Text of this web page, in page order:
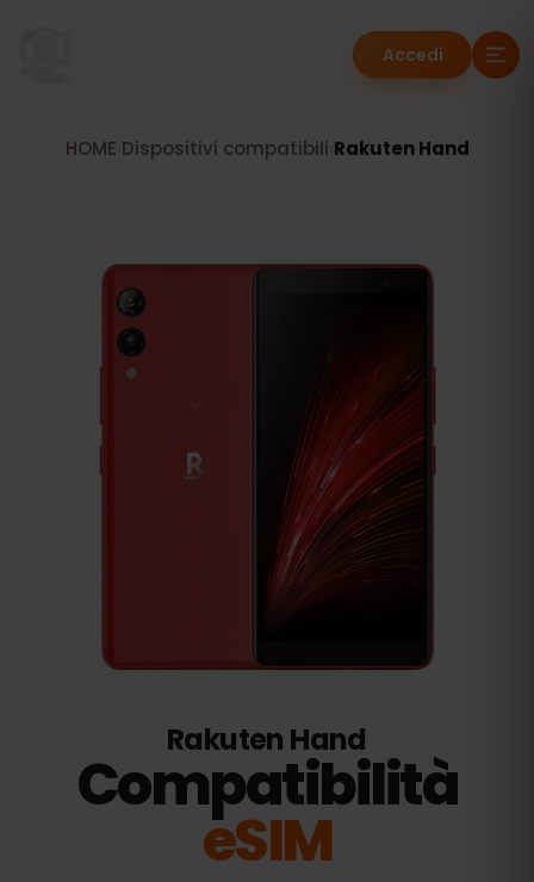
Accedi
HOME Dispositivi compatibili Rakuten Hand
Rakuten Hand
Compatibilità
eSIM